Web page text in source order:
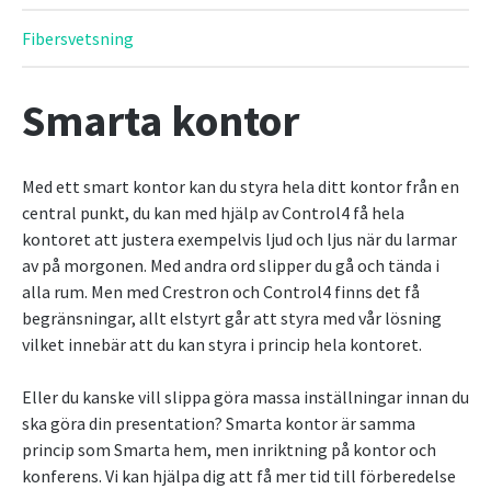
Fibersvetsning
Smarta kontor
Med ett smart kontor kan du styra hela ditt kontor från en
central punkt, du kan med hjälp av Control4 få hela
kontoret att justera exempelvis ljud och ljus när du larmar
av på morgonen. Med andra ord slipper du gå och tända i
alla rum. Men med Crestron och Control4 finns det få
begränsningar, allt elstyrt går att styra med vår lösning
vilket innebär att du kan styra i princip hela kontoret.
Eller du kanske vill slippa göra massa inställningar innan du
ska göra din presentation? Smarta kontor är samma
princip som Smarta hem, men inriktning på kontor och
konferens. Vi kan hjälpa dig att få mer tid till förberedelse